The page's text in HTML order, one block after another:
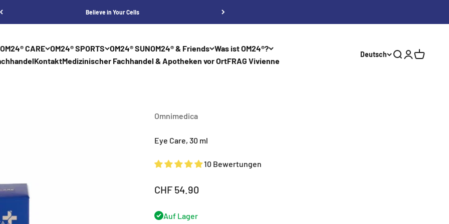
Believe in Your Cells
OM24® CARE OM24® SPORTS OM24® SUNOM24® & Friends Was ist OM24®?
KontaktMedizinischer Fachhandel & Apotheken vor OrtFRAG Vivienne
Deutsch SucheAnmelden
Omnimedica
Eye Care, 30 ml
10 Bewertungen
Angebot
CHF 54.90
Auf Lager